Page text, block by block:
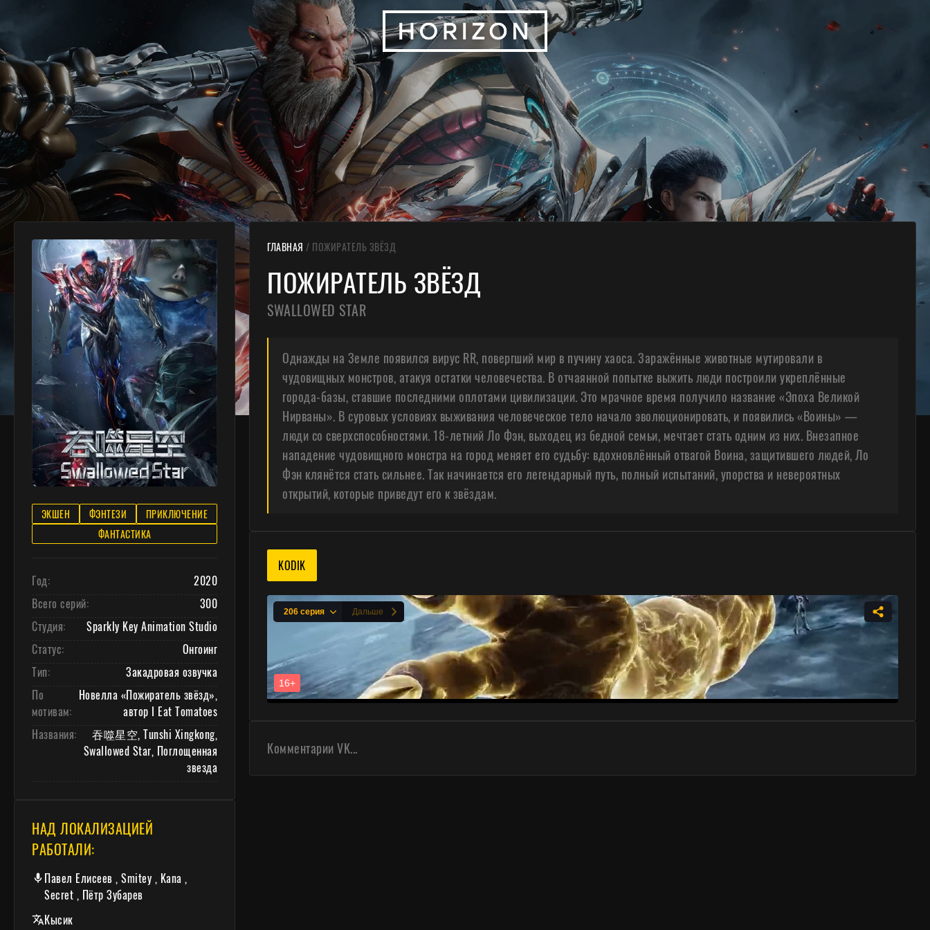
ЭКШЕН ФЭНТЕЗИ
ПРИКЛЮЧЕНИЕ
ФАНТАСТИКА
Год:
2020
Всего серий:
300
Студия:
Sparkly Key Animation Studio
Статус:
Онгоинг
Тип:
Закадровая озвучка
По
мотивам:
Новелла «Пожиратель звёзд»,
автор I Eat Tomatoes
Названия:
吞噬星空, Tunshi Xingkong,
Swallowed Star, Поглощенная
звезда
НАД ЛОКАЛИЗАЦИЕЙ
РАБОТАЛИ:
Павел Елисеев , Smitey , Kana ,
Secret , Пётр Зубарев
Кысик
ГЛАВНАЯ / ПОЖИРАТЕЛЬ ЗВЁЗД
ПОЖИРАТЕЛЬ ЗВЁЗД
SWALLOWED STAR
Однажды на Земле появился вирус RR, повергший мир в пучину хаоса. Заражённые животные мутировали в
чудовищных монстров, атакуя остатки человечества. В отчаянной попытке выжить люди построили укреплённые
города-базы, ставшие последними оплотами цивилизации. Это мрачное время получило название «Эпоха Великой
Нирваны». В суровых условиях выживания человеческое тело начало эволюционировать, и появились «Воины» —
люди со сверхспособностями. 18-летний Ло Фэн, выходец из бедной семьи, мечтает стать одним из них. Внезапное
нападение чудовищного монстра на город меняет его судьбу: вдохновлённый отвагой Воина, защитившего людей, Ло
Фэн клянётся стать сильнее. Так начинается его легендарный путь, полный испытаний, упорства и невероятных
открытий, которые приведут его к звёздам.
KODIK
Комментарии VK...